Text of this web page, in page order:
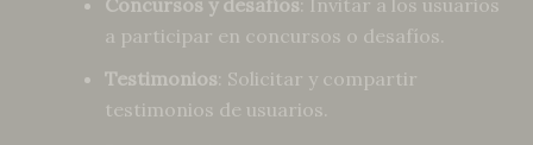
Concursos y desafíos: Invitar a los usuarios
a participar en concursos o desafíos.
Testimonios: Solicitar y compartir
testimonios de usuarios.